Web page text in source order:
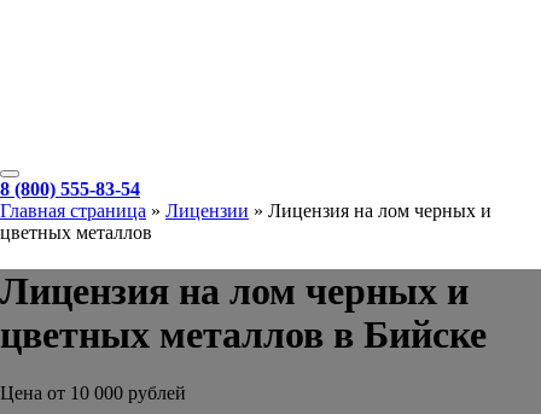
8 (800) 555-83-54
Главная страница » Лицензии » Лицензия на лом черных и
цветных металлов
Лицензия на лом черных и
цветных металлов в Бийске
Цена от 10 000 рублей